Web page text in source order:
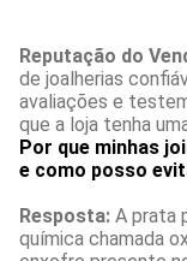
Reputação do
de joalherias
avaliações e
que a loja tenha
Por que minhas
e como posso
Resposta: A prata
química chamada